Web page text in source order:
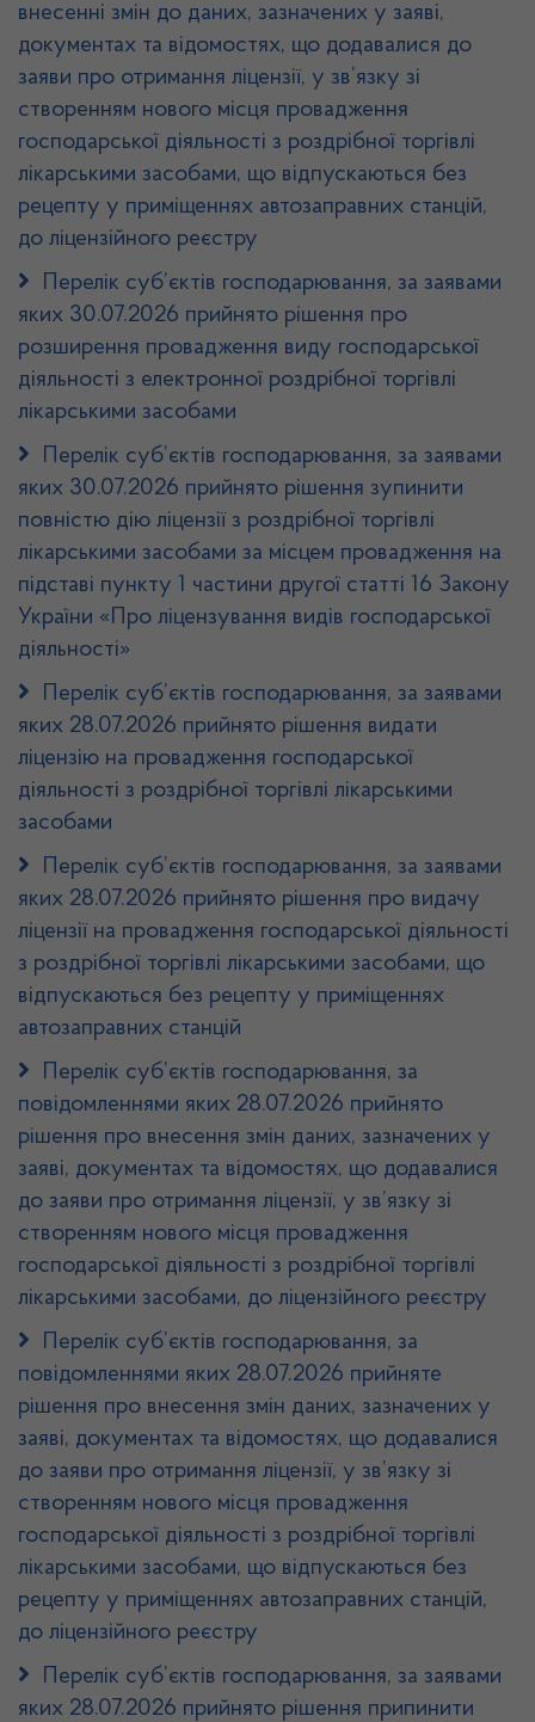
внесенні змін до даних, зазначених у заяві,
документах та відомостях, що додавалися до
заяви про отримання ліцензії, у зв’язку зі
створенням нового місця провадження
господарської діяльності з роздрібної торгівлі
лікарськими засобами, що відпускаються без
рецепту у приміщеннях автозаправних станцій,
до ліцензійного реєстру
Перелік суб’єктів господарювання, за заявами
яких 30.07.2026 прийнято рішення про
розширення провадження виду господарської
діяльності з електронної роздрібної торгівлі
лікарськими засобами
Перелік суб’єктів господарювання, за заявами
яких 30.07.2026 прийнято рішення зупинити
повністю дію ліцензії з роздрібної торгівлі
лікарськими засобами за місцем провадження на
підставі пункту 1 частини другої статті 16 Закону
України «Про ліцензування видів господарської
діяльності»
Перелік суб’єктів господарювання, за заявами
яких 28.07.2026 прийнято рішення видати
ліцензію на провадження господарської
діяльності з роздрібної торгівлі лікарськими
засобами
Перелік суб’єктів господарювання, за заявами
яких 28.07.2026 прийнято рішення про видачу
ліцензії на провадження господарської діяльності
з роздрібної торгівлі лікарськими засобами, що
відпускаються без рецепту у приміщеннях
автозаправних станцій
Перелік суб’єктів господарювання, за
повідомленнями яких 28.07.2026 прийнято
рішення про внесення змін даних, зазначених у
заяві, документах та відомостях, що додавалися
до заяви про отримання ліцензії, у зв’язку зі
створенням нового місця провадження
господарської діяльності з роздрібної торгівлі
лікарськими засобами, до ліцензійного реєстру
Перелік суб’єктів господарювання, за
повідомленнями яких 28.07.2026 прийняте
рішення про внесення змін даних, зазначених у
заяві, документах та відомостях, що додавалися
до заяви про отримання ліцензії, у зв’язку зі
створенням нового місця провадження
господарської діяльності з роздрібної торгівлі
лікарськими засобами, що відпускаються без
рецепту у приміщеннях автозаправних станцій,
до ліцензійного реєстру
Перелік суб’єктів господарювання, за заявами
яких 28.07.2026 прийнято рішення припинити